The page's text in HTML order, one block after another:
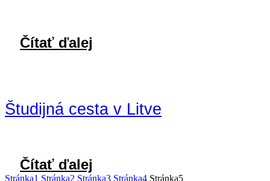
Čítať ďalej
Študijná cesta v Litve
Čítať ďalej
Stránka1 Stránka2 Stránka3 Stránka4 Stránka5